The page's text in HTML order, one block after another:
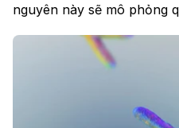
nguyên này sẽ mô phỏng